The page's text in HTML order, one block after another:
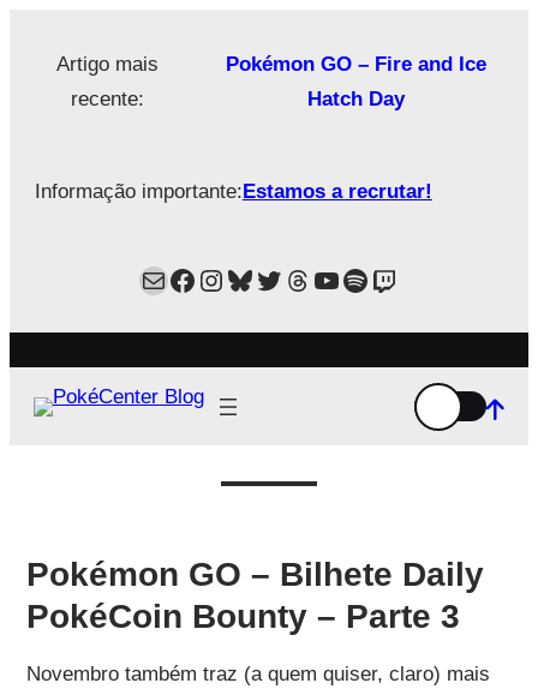
Artigo mais
recente:
Pokémon GO – Fire and Ice
Hatch Day
Informação importante:Estamos a recrutar!
MailFacebook
Instagram
Bluesky
Twitter
Estamos no Threads!
YouTube
Spotify
Twitch
Pokémon GO – Bilhete Daily
PokéCoin Bounty – Parte 3
Novembro também traz (a quem quiser, claro) mais